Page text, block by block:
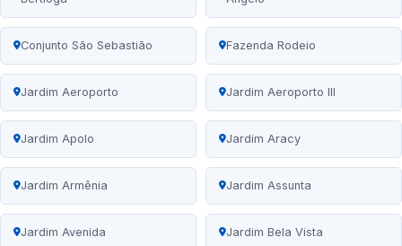
Conjunto São Sebastião Fazenda Rodeio
Jardim Aeroporto Jardim Aeroporto III
Jardim Apolo Jardim Aracy
Jardim Armênia Jardim Assunta
Jardim Avenida Jardim Bela Vista